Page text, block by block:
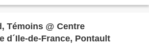
Témoins @ Centre
d´Ile-de-France, Pontault